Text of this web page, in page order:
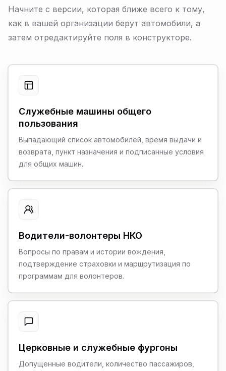
Начните с версии, которая ближе всего к тому,
как в вашей организации берут автомобили, а
затем отредактируйте поля в конструкторе.
Служебные машины общего
пользования
Выпадающий список автомобилей, время выдачи и
возврата, пункт назначения и подписанные условия
для общих машин.
Водители-волонтеры НКО
Вопросы по правам и истории вождения,
подтверждение страховки и маршрутизация по
программам для волонтеров.
Церковные и служебные фургоны
Допущенные водители, количество пассажиров,